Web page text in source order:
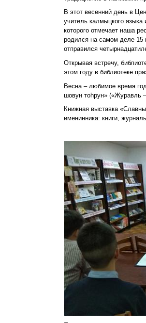
В этот весенний день в
учитель калмыцкого
которого отмечает наша
родился на самом деле 15
отправился
Открывая встречу,
этом году в библиотеке
Весна – любимое время
шовун тоһрун» («Журавль –
Книжная выставка
именинника: книги,